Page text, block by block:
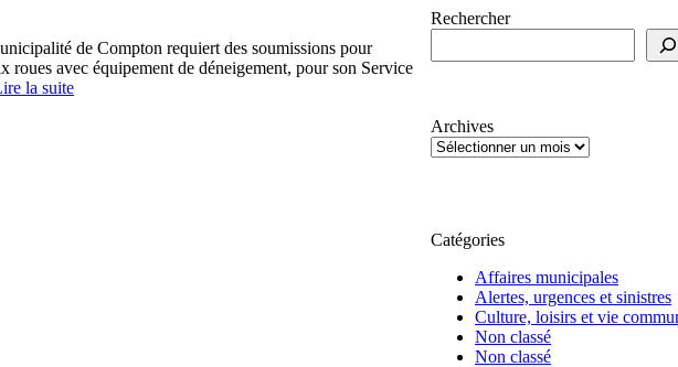
de Compton requiert des soumissions pour
roues avec équipement de déneigement, pour son Service
la suitef
Rechercher
Archives
Catégories
Affaires municipales
Alertes, urgences et sinistres
Culture, loisirs et vie
Non classé
Non classé